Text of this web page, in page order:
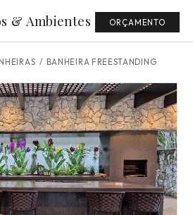
& Ambientes ORÇAMENTO
/ BANHEIRA FREESTANDING